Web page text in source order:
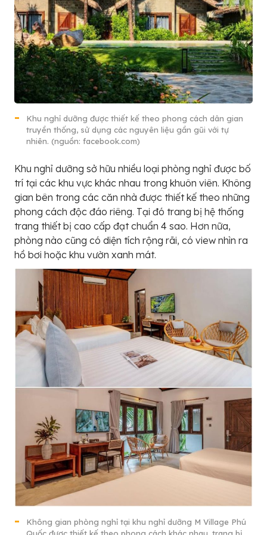
Khu nghỉ dưỡng được thiết kế theo phong cách dân gian
truyền thống, sử dụng các nguyên liệu gần gũi với tự
nhiên. (nguồn: facebook.com)
Khu nghỉ dưỡng sở hữu nhiều loại phòng nghỉ được bố
trí tại các khu vực khác nhau trong khuôn viên. Không
gian bên trong các căn nhà được thiết kế theo những
phong cách độc đáo riêng. Tại đó trang bị hệ thống
trang thiết bị cao cấp đạt chuẩn 4 sao. Hơn nữa,
phòng nào cũng có diện tích rộng rãi, có view nhìn ra
hồ bơi hoặc khu vườn xanh mát.
Không gian phòng nghỉ tại khu nghỉ dưỡng M Village Phú